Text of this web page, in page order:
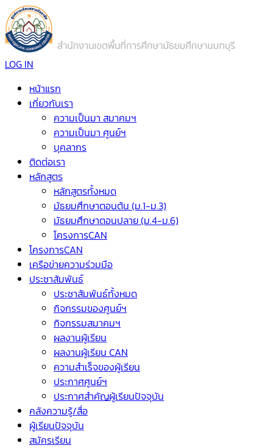
LOG IN
หน้าแรก
เกี่ยวกับเรา
ความเป็นมา สมาคมฯ
ความเป็นมา ศูนย์ฯ
บุคลากร
ติดต่อเรา
หลักสูตร
หลักสูตรทั้งหมด
มัธยมศึกษาตอนต้น (ม.1-ม.3)
มัธยมศึกษาตอนปลาย (ม.4-ม.6)
โครงการCAN
โครงการCAN
เครือข่ายความร่วมมือ
ประชาสัมพันธ์
ประชาสัมพันธ์ทั้งหมด
กิจกรรมของศูนย์ฯ
กิจกรรมสมาคมฯ
ผลงานผู้เรียน
ผลงานผู้เรียน CAN
ความสำเร็จของผู้เรียน
ประกาศศูนย์ฯ
ประกาศสำคัญผู้เรียนปัจจุบัน
คลังความรู้/สื่อ
ผู้เรียนปัจจุบัน
สมัครเรียน